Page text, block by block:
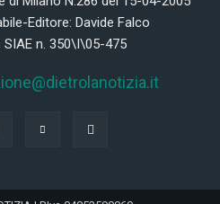
Editore: Davide Falco
n. 350\I\05-475